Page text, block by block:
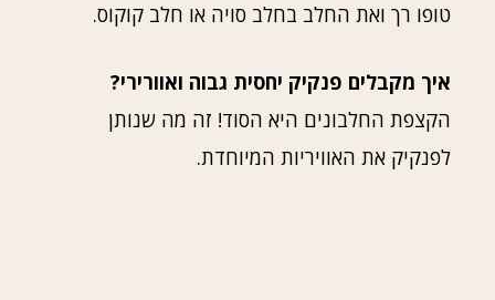
טופו רך ואת החלב בחלב סויה או חלב קוקוס.
איך מקבלים פנקיק יחסית גבוה ואוורירי?
הקצפת החלבונים היא הסוד! זה מה שנותן
לפנקיק את האוויריות המיוחדת.